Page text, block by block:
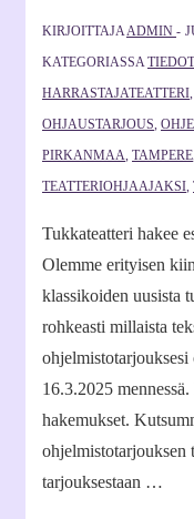
KIRJOITTAJA ADMIN
KATEGORIASSA
HARRASTAJATEATTERI
OHJAUSTARJOUS
PIRKANMAA TAMPERE
TEATTERIOHJAAJAKSI
Tukkateatteri hakee
Olemme erityisen
klassikoiden uusista
rohkeasti millaista
ohjelmistotarjouksesi
16.3.2025
hakemukset.
ohjelmistotarjouksen
tarjouksestaan …